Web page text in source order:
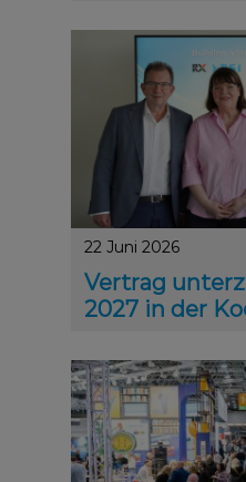
22 Juni 2026
Vertrag
2027 in der